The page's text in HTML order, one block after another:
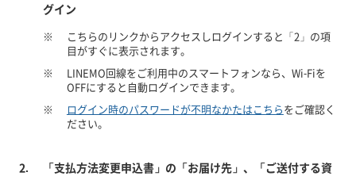
グイン
※
こちらのリンクからアクセスしログインすると「2」の項
目がすぐに表示されます。
※
LINEMO回線をご利用中のスマートフォンなら、Wi-Fiを
OFFにすると自動ログインできます。
※
ログイン時のパスワードが不明なかたはこちらをご確認く
ださい。
「支払方法変更申込書」の「お届け先」、「ご送付する資